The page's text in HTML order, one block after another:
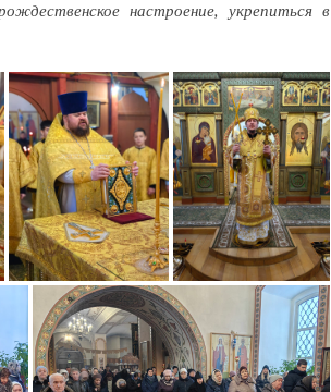
настроение, укрепиться в